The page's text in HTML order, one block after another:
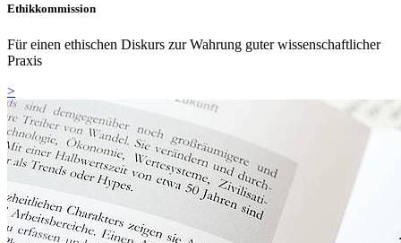
Ethikkommission
Für einen ethischen Diskurs zur Wahrung guter wissenschaftlicher
Praxis
>